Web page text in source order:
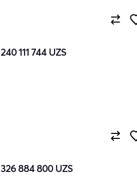
240 111 744 UZS
326 884 800 UZS